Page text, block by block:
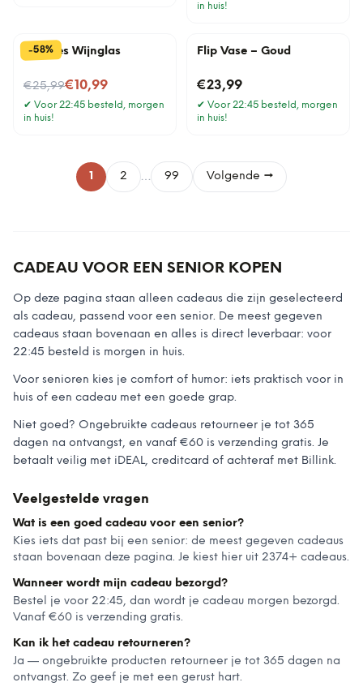
in huis!
-58%
Wijnfles Wijnglas
€25,99
Nu voor€10,99
✔ Voor 22:45 besteld, morgen
in huis!
Flip Vase – Goud
€23,99
✔ Voor 22:45 besteld, morgen
in huis!
1 2 … 99 Volgende →
CADEAU VOOR EEN SENIOR KOPEN
Op deze pagina staan alleen cadeaus die zijn geselecteerd
als cadeau, passend voor een senior. De meest gegeven
cadeaus staan bovenaan en alles is direct leverbaar: voor
22:45 besteld is morgen in huis.
Voor senioren kies je comfort of humor: iets praktisch voor in
huis of een cadeau met een goede grap.
Niet goed? Ongebruikte cadeaus retourneer je tot 365
dagen na ontvangst, en vanaf €60 is verzending gratis. Je
betaalt veilig met iDEAL, creditcard of achteraf met Billink.
Veelgestelde vragen
Wat is een goed cadeau voor een senior?
Kies iets dat past bij een senior: de meest gegeven cadeaus
staan bovenaan deze pagina. Je kiest hier uit 2374+ cadeaus.
Wanneer wordt mijn cadeau bezorgd?
Bestel je voor 22:45, dan wordt je cadeau morgen bezorgd.
Vanaf €60 is verzending gratis.
Kan ik het cadeau retourneren?
Ja — ongebruikte producten retourneer je tot 365 dagen na
ontvangst. Zo geef je met een gerust hart.